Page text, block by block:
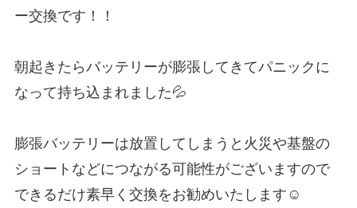
ー交換です！！
朝起きたらバッテリーが膨張してきてパニックに
なって持ち込まれました💦
膨張バッテリーは放置してしまうと火災や基盤の
ショートなどにつながる可能性がございますので
できるだけ素早く交換をお勧めいたします☺️